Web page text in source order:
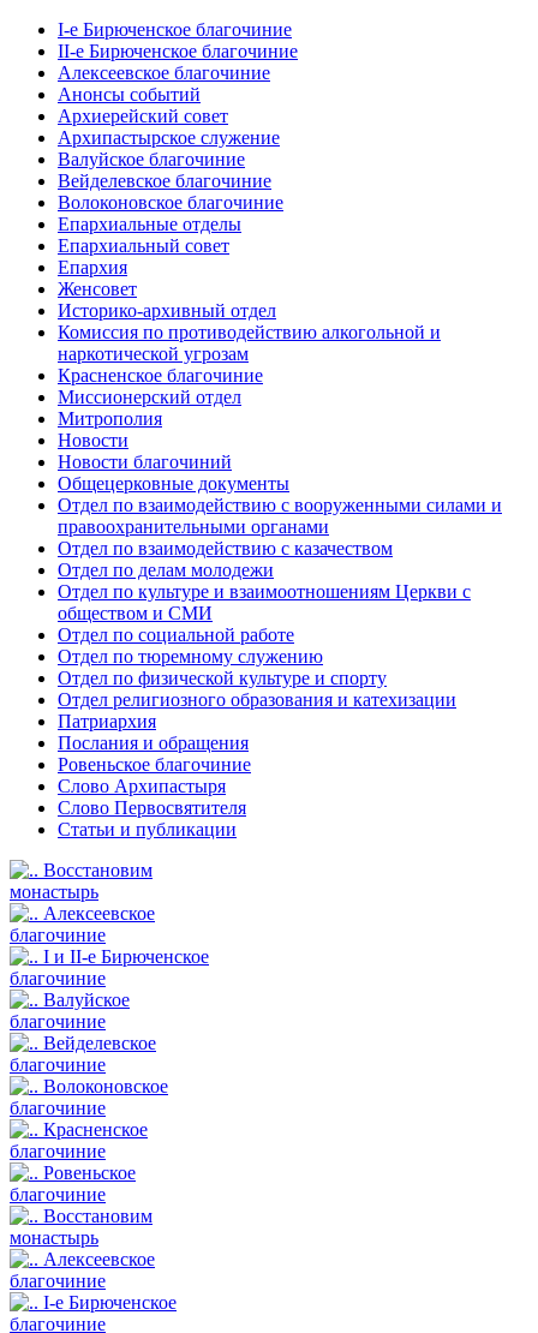
I-е Бирюченское благочиние
II-е Бирюченское благочиние
Алексеевское благочиние
Анонсы событий
Архиерейский совет
Архипастырское служение
Валуйское благочиние
Вейделевское благочиние
Волоконовское благочиние
Епархиальные отделы
Епархиальный совет
Епархия
Женсовет
Историко-архивный отдел
Комиссия по противодействию алкогольной и
наркотической угрозам
Красненское благочиние
Миссионерский отдел
Митрополия
Новости
Новости благочиний
Общецерковные документы
Отдел по взаимодействию с вооруженными силами и
правоохранительными органами
Отдел по взаимодействию с казачеством
Отдел по делам молодежи
Отдел по культуре и взаимоотношениям Церкви с
обществом и СМИ
Отдел по социальной работе
Отдел по тюремному служению
Отдел по физической культуре и спорту
Отдел религиозного образования и катехизации
Патриархия
Послания и обращения
Ровеньское благочиние
Слово Архипастыря
Слово Первосвятителя
Статьи и публикации
Восстановим
монастырь
Алексеевское
благочиние
I и II-е Бирюченское
благочиние
Валуйское
благочиние
Вейделевское
благочиние
Волоконовское
благочиние
Красненское
благочиние
Ровеньское
благочиние
Восстановим
монастырь
Алексеевское
благочиние
I-е Бирюченское
благочиние